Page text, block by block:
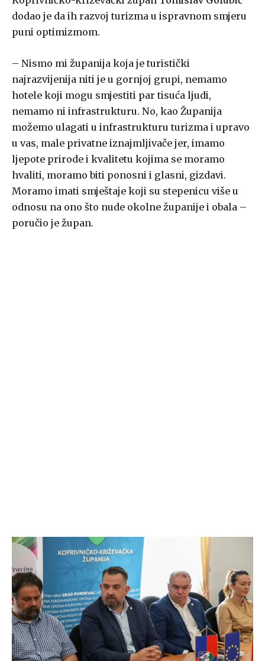
dodao je da ih razvoj turizma u ispravnom smjeru
puni optimizmom.
– Nismo mi županija koja je turistički
najrazvijenija niti je u gornjoj grupi, nemamo
hotele koji mogu smjestiti par tisuća ljudi,
nemamo ni infrastrukturu. No, kao Županija
možemo ulagati u infrastrukturu turizma i upravo
u vas, male privatne iznajmljivače jer, imamo
ljepote prirode i kvalitetu kojima se moramo
hvaliti, moramo biti ponosni i glasni, gizdavi.
Moramo imati smještaje koji su stepenicu više u
odnosu na ono što nude okolne županije i obala –
poručio je župan.